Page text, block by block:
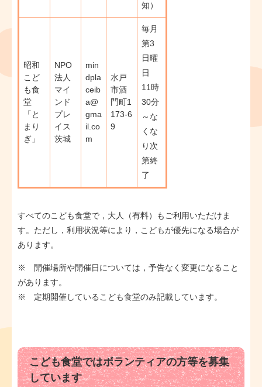
知）
昭和
こど
も食
堂
「と
まり
ぎ」
NPO
法人
マイ
ンド
プレ
イス
茨城
min
dpla
ceib
a@
gma
il.co
m
水戸
市酒
門町1
173-6
9
毎月
第3
日曜
日
​11時
30分
～な
くな
り次
第終
了
すべてのこども食堂で，大人（有料）もご利用いただけま
す。ただし，利用状況等により，こどもが優先になる場合が
あります。
※ 開催場所や開催日については，予告なく変更になること
があります。
※ 定期開催しているこども食堂のみ記載しています。
こども食堂ではボランティアの方等を募集
しています